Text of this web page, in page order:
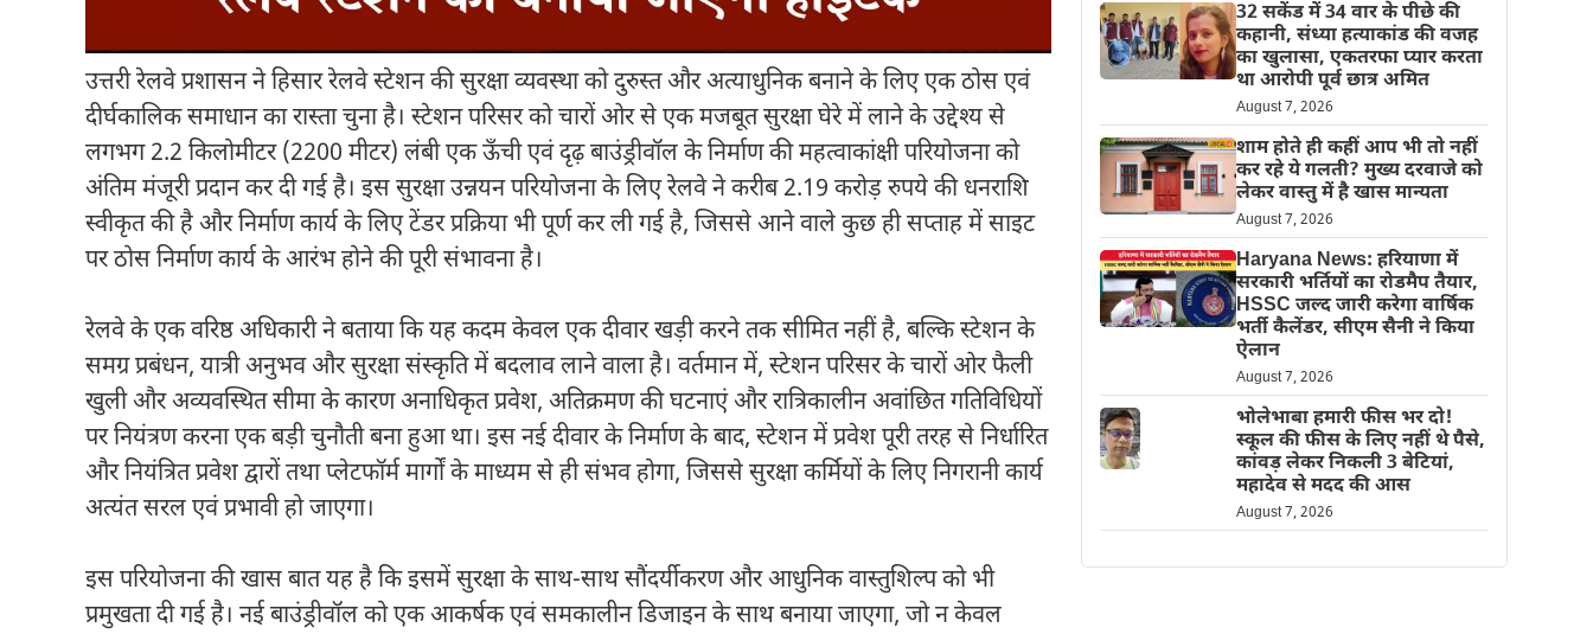
उत्तरी रेलवे प्रशासन ने हिसार रेलवे स्टेशन की सुरक्षा व्यवस्था को दुरुस्त और अत्याधुनिक बनाने के लिए एक ठोस एवं
दीर्घकालिक समाधान का रास्ता चुना है। स्टेशन परिसर को चारों ओर से एक मजबूत सुरक्षा घेरे में लाने के उद्देश्य से
लगभग 2.2 किलोमीटर (2200 मीटर) लंबी एक ऊँची एवं दृढ़ बाउंड्रीवॉल के निर्माण की महत्वाकांक्षी परियोजना को
अंतिम मंजूरी प्रदान कर दी गई है। इस सुरक्षा उन्नयन परियोजना के लिए रेलवे ने करीब 2.19 करोड़ रुपये की धनराशि
स्वीकृत की है और निर्माण कार्य के लिए टेंडर प्रक्रिया भी पूर्ण कर ली गई है, जिससे आने वाले कुछ ही सप्ताह में साइट
पर ठोस निर्माण कार्य के आरंभ होने की पूरी संभावना है।
रेलवे के एक वरिष्ठ अधिकारी ने बताया कि यह कदम केवल एक दीवार खड़ी करने तक सीमित नहीं है, बल्कि स्टेशन के
समग्र प्रबंधन, यात्री अनुभव और सुरक्षा संस्कृति में बदलाव लाने वाला है। वर्तमान में, स्टेशन परिसर के चारों ओर फैली
खुली और अव्यवस्थित सीमा के कारण अनाधिकृत प्रवेश, अतिक्रमण की घटनाएं और रात्रिकालीन अवांछित गतिविधियों
पर नियंत्रण करना एक बड़ी चुनौती बना हुआ था। इस नई दीवार के निर्माण के बाद, स्टेशन में प्रवेश पूरी तरह से निर्धारित
और नियंत्रित प्रवेश द्वारों तथा प्लेटफॉर्म मार्गों के माध्यम से ही संभव होगा, जिससे सुरक्षा कर्मियों के लिए निगरानी कार्य
अत्यंत सरल एवं प्रभावी हो जाएगा।
इस परियोजना की खास बात यह है कि इसमें सुरक्षा के साथ-साथ सौंदर्यीकरण और आधुनिक वास्तुशिल्प को भी
प्रमुखता दी गई है। नई बाउंड्रीवॉल को एक आकर्षक एवं समकालीन डिजाइन के साथ बनाया जाएगा, जो न केवल
32 सकेंड में 34 वार के पीछे की
कहानी, संध्या हत्याकांड की वजह
का खुलासा, एकतरफा प्यार करता
था आरोपी पूर्व छात्र अमित
August 7, 2026
शाम होते ही कहीं आप भी तो नहीं
कर रहे ये गलती? मुख्य दरवाजे को
लेकर वास्तु में है खास मान्यता
August 7, 2026
Haryana News: हरियाणा में
सरकारी भर्तियों का रोडमैप तैयार,
HSSC जल्द जारी करेगा वार्षिक
भर्ती कैलेंडर, सीएम सैनी ने किया
ऐलान
August 7, 2026
भोलेभाबा हमारी फीस भर दो!
स्कूल की फीस के लिए नहीं थे पैसे,
कांवड़ लेकर निकली 3 बेटियां,
महादेव से मदद की आस
August 7, 2026